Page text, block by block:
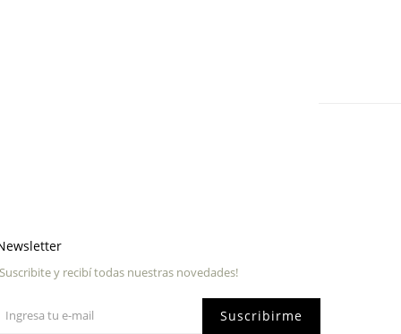
y recibí todas nuestras novedades!
Suscribirme